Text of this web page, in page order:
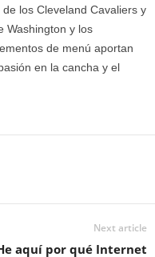
los Cleveland Cavaliers y
Washington y los
de menú aportan
en la cancha y el
Next article
aquí por qué Internet